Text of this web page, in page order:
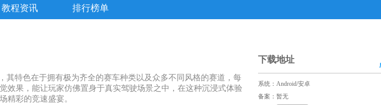
教程资讯 排行榜单
其特色在于拥有极为齐全的赛车种类以及众多不同风格的赛道，每
效果，能让玩家仿佛置身于真实驾驶场景之中，在这种沉浸式体验
精彩的竞速盛宴。
下载地址
系统：Android/安卓
备案：暂无